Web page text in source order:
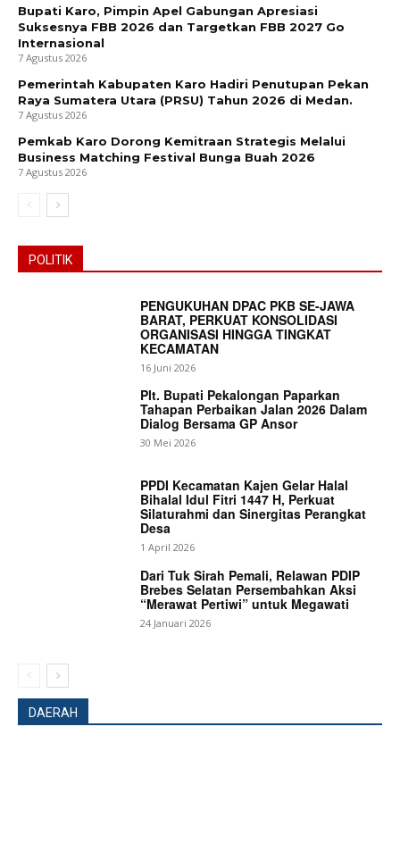
Bupati Karo, Pimpin Apel Gabungan Apresiasi
Suksesnya FBB 2026 dan Targetkan FBB 2027 Go
Internasional
7 Agustus 2026
Pemerintah Kabupaten Karo Hadiri Penutupan Pekan
Raya Sumatera Utara (PRSU) Tahun 2026 di Medan.
7 Agustus 2026
Pemkab Karo Dorong Kemitraan Strategis Melalui
Business Matching Festival Bunga Buah 2026
7 Agustus 2026
POLITIK
PENGUKUHAN DPAC PKB SE-JAWA
BARAT, PERKUAT KONSOLIDASI
ORGANISASI HINGGA TINGKAT
KECAMATAN
16 Juni 2026
Plt. Bupati Pekalongan Paparkan
Tahapan Perbaikan Jalan 2026 Dalam
Dialog Bersama GP Ansor
30 Mei 2026
PPDI Kecamatan Kajen Gelar Halal
Bihalal Idul Fitri 1447 H, Perkuat
Silaturahmi dan Sinergitas Perangkat
Desa
1 April 2026
Dari Tuk Sirah Pemali, Relawan PDIP
Brebes Selatan Persembahkan Aksi
“Merawat Pertiwi” untuk Megawati
24 Januari 2026
DAERAH